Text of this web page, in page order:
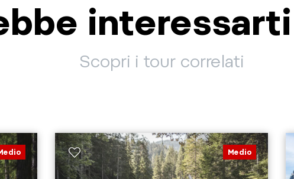
Scopri i tour correlati
Medio